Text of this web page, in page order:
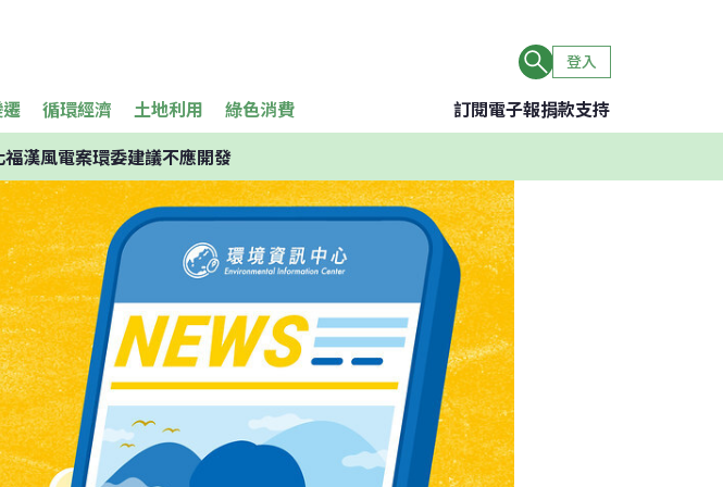
登入
循環經濟 土地利用 綠色消費 訂閱電子報捐款支持
漢風電案環委建議不應開發